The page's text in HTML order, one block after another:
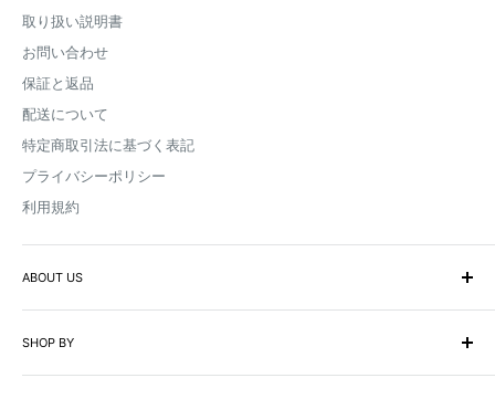
取り扱い説明書
お問い合わせ
保証と返品
配送について
特定商取引法に基づく表記
プライバシーポリシー
利用規約
ABOUT US
SHOP BY